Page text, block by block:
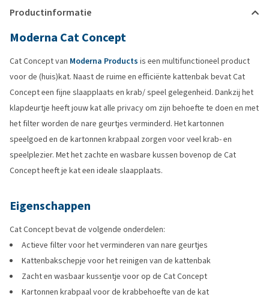
Productinformatie
Moderna Cat Concept
Cat Concept van Moderna Products is een multifunctioneel product
voor de (huis)kat. Naast de ruime en efficiënte kattenbak bevat Cat
Concept een fijne slaapplaats en krab/ speel gelegenheid. Dankzij het
klapdeurtje heeft jouw kat alle privacy om zijn behoefte te doen en met
het filter worden de nare geurtjes verminderd. Het kartonnen
speelgoed en de kartonnen krabpaal zorgen voor veel krab- en
speelplezier. Met het zachte en wasbare kussen bovenop de Cat
Concept heeft je kat een ideale slaapplaats.
Eigenschappen
Cat Concept bevat de volgende onderdelen:
Actieve filter voor het verminderen van nare geurtjes
Kattenbakschepje voor het reinigen van de kattenbak
Zacht en wasbaar kussentje voor op de Cat Concept
Kartonnen krabpaal voor de krabbehoefte van de kat